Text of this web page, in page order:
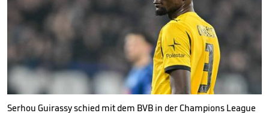
Serhou Guirassy schied mit dem BVB in der Champions League